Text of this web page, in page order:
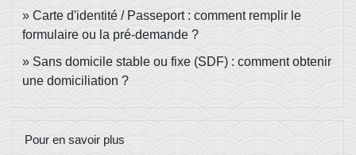
Carte d'identité / Passeport : comment remplir le
formulaire ou la pré-demande ?
Sans domicile stable ou fixe (SDF) : comment obtenir
une domiciliation ?
Pour en savoir plus